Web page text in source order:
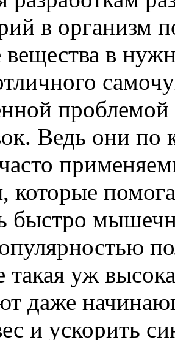
в организм
в
проблемой
Ведь они по
которые
быстро
такая уж
даже
и ускорить